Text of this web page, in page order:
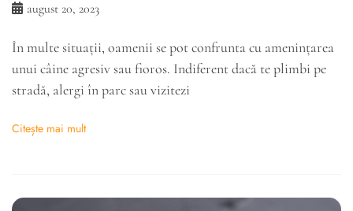
august 20, 2023
În multe situații, oamenii se pot confrunta cu amenințarea
unui câine agresiv sau fioros. Indiferent dacă te plimbi pe
stradă, alergi în parc sau vizitezi
Citește mai mult